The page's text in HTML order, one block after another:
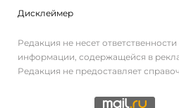
Дисклеймер
Редакция не несет
информации, содержащейся в
Редакция не предоставляет